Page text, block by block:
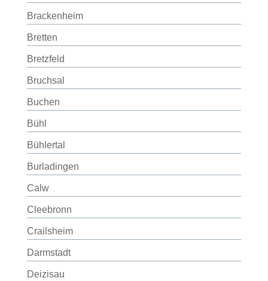
Brackenheim
Bretten
Bretzfeld
Bruchsal
Buchen
Bühl
Bühlertal
Burladingen
Calw
Cleebronn
Crailsheim
Darmstadt
Deizisau